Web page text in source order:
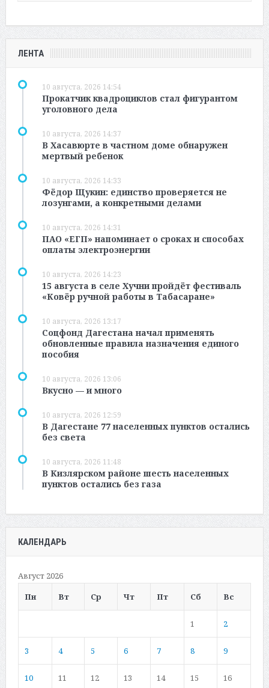
ЛЕНТА
10 августа, 2026 14:54
Прокатчик квадроциклов стал фигурантом
уголовного дела
10 августа, 2026 14:37
В Хасавюрте в частном доме обнаружен
мертвый ребенок
10 августа, 2026 14:33
Фёдор Щукин: единство проверяется не
лозунгами, а конкретными делами
10 августа, 2026 14:31
ПАО «ЕГП» напоминает о сроках и способах
оплаты электроэнергии
10 августа, 2026 14:23
15 августа в селе Хучни пройдёт фестиваль
«Ковёр ручной работы в Табасаране»
10 августа, 2026 13:17
Соцфонд Дагестана начал применять
обновленные правила назначения единого
пособия
10 августа, 2026 13:06
Вкусно — и много
10 августа, 2026 12:59
В Дагестане 77 населенных пунктов остались
без света
10 августа, 2026 11:48
В Кизлярском районе шесть населенных
пунктов остались без газа
КАЛЕНДАРЬ
Август 2026
Пн
Вт Ср Чт Пт Сб Вс
1 2
3 4 5 6 7 8 9
10 11 12 13 14 15 16